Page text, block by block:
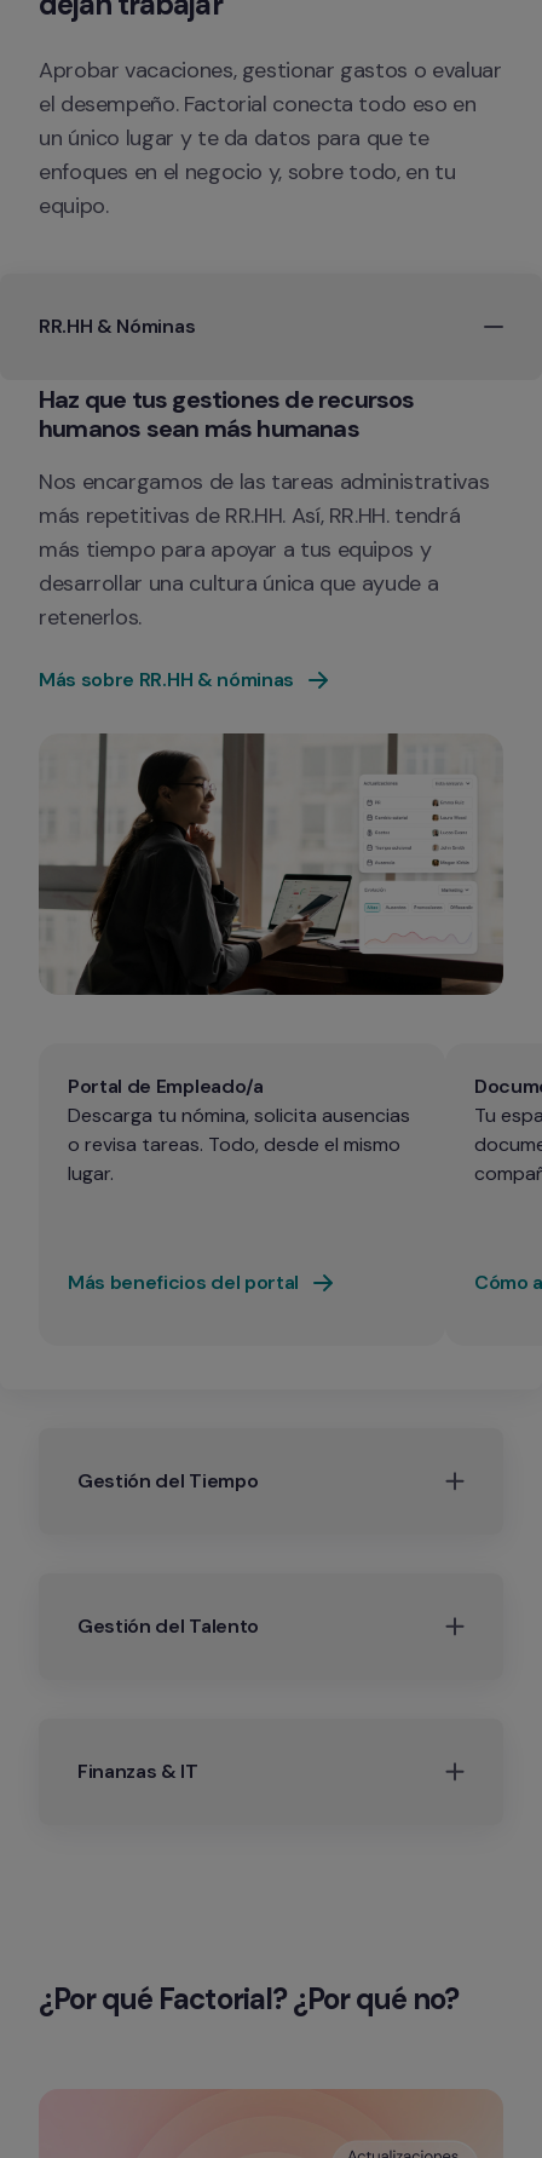
Aprobar vacaciones, gestionar gastos o evaluar
el desempeño. Factorial conecta todo eso en
un único lugar y te da datos para que te
enfoques en el negocio y, sobre todo, en tu
equipo.
RR.HH & Nóminas
Haz que tus gestiones de recursos
humanos sean más humanas
Nos encargamos de las tareas administrativas
más repetitivas de RR.HH. Así, RR.HH. tendrá
más tiempo para apoyar a tus equipos y
desarrollar una cultura única que ayude a
retenerlos.
Más sobre RR.HH & nóminas
Portal de Empleado/a
Descarga tu nómina, solicita ausencias
o revisa tareas. Todo, desde el mismo
lugar.
Más beneficios del portal
Tu
Cómo
Gestión del Tiempo
Gestión del Talento
Finanzas & IT
¿Por qué Factorial? ¿Por qué no?